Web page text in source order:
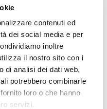
contenuti ed
dei social media e per
inoltre
il nostro sito con i
di analisi dei dati web,
potrebbero combinarle
loro o che hanno
servizi.
Cannoni nuovo DS:
È
nuovo
chiamato
e sfilza di